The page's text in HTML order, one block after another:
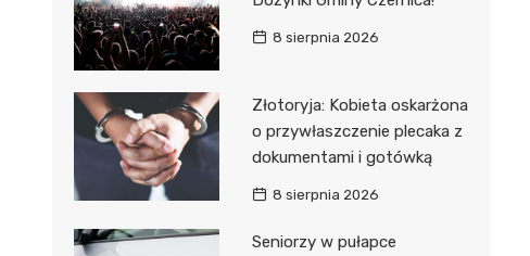
8 sierpnia 2026
Złotoryja: Kobieta oskarżona
o przywłaszczenie plecaka z
dokumentami i gotówką
8 sierpnia 2026
Seniorzy w pułapce